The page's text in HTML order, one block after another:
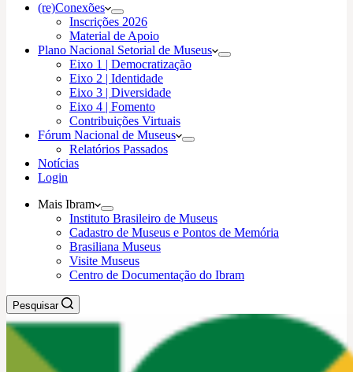
(re)Conexões
Inscrições 2026
Material de Apoio
Plano Nacional Setorial de Museus
Eixo 1 | Democratização
Eixo 2 | Identidade
Eixo 3 | Diversidade
Eixo 4 | Fomento
Contribuições Virtuais
Fórum Nacional de Museus
Relatórios Passados
Notícias
Login
Mais Ibram
Instituto Brasileiro de Museus
Cadastro de Museus e Pontos de Memória
Brasiliana Museus
Visite Museus
Centro de Documentação do Ibram
Pesquisar